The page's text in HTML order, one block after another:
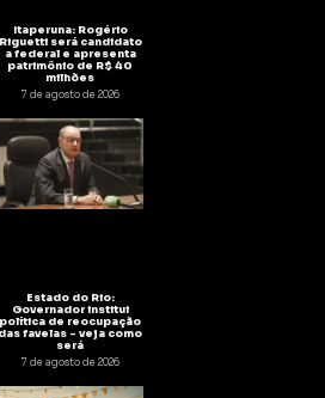
Itaperuna: Rogério
Riguetti será candidato
a federal e apresenta
patrimônio de R$ 40
milhões
7 de agosto de 2026
Estado do Rio:
Governador institui
política de reocupação
das favelas – veja como
será
7 de agosto de 2026